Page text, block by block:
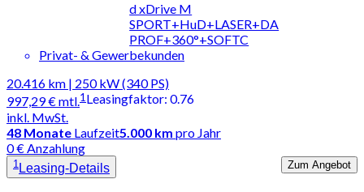
d xDrive M
SPORT+HuD+LASER+DA
PROF+360°+SOFTC
Privat- & Gewerbekunden
20.416 km | 250 kW (340 PS)
997,29 €mtl.1
inkl. MwSt.
Leasingfaktor: 0.76
48 Monate Laufzeit5.000 km pro Jahr
0 € Anzahlung
1 Leasing-Details Zum Angebot